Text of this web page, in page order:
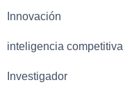
Innovación
inteligencia competitiva
Investigador